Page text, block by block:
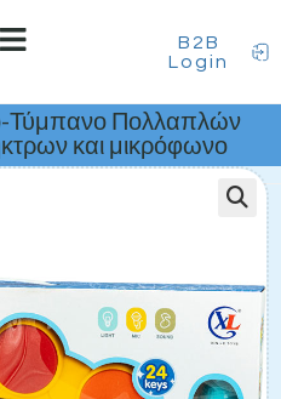
B2B
Login
Τύμπανο Πολλαπλών
και μικρόφωνο